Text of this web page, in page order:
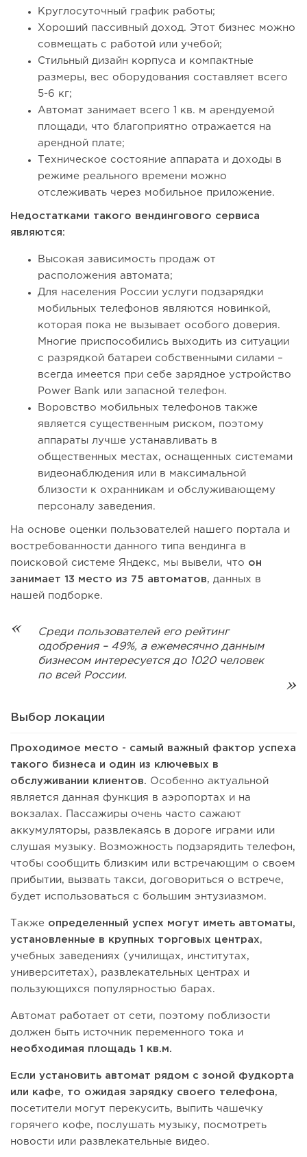
Круглосуточный график работы;
Хороший пассивный доход. Этот бизнес можно
совмещать с работой или учебой;
Стильный дизайн корпуса и компактные
размеры, вес оборудования составляет всего
5-6 кг;
Автомат занимает всего 1 кв. м арендуемой
площади, что благоприятно отражается на
арендной плате;
Техническое состояние аппарата и доходы в
режиме реального времени можно
отслеживать через мобильное приложение.
Недостатками такого вендингового сервиса
являются:
Высокая зависимость продаж от
расположения автомата;
Для населения России услуги подзарядки
мобильных телефонов являются новинкой,
которая пока не вызывает особого доверия.
Многие приспособились выходить из ситуации
с разрядкой батареи собственными силами –
всегда имеется при себе зарядное устройство
Power Bank или запасной телефон.
Воровство мобильных телефонов также
является существенным риском, поэтому
аппараты лучше устанавливать в
общественных местах, оснащенных системами
видеонаблюдения или в максимальной
близости к охранникам и обслуживающему
персоналу заведения.
На основе оценки пользователей нашего портала и
востребованности данного типа вендинга в
поисковой системе Яндекс, мы вывели, что он
занимает 13 место из 75 автоматов, данных в
нашей подборке.
Среди пользователей его рейтинг
одобрения – 49%, а ежемесячно данным
бизнесом интересуется до 1020 человек
по всей России.
Выбор локации
Проходимое место - самый важный фактор успеха
такого бизнеса и один из ключевых в
обслуживании клиентов. Особенно актуальной
является данная функция в аэропортах и на
вокзалах. Пассажиры очень часто сажают
аккумуляторы, развлекаясь в дороге играми или
слушая музыку. Возможность подзарядить телефон,
чтобы сообщить близким или встречающим о своем
прибытии, вызвать такси, договориться о встрече,
будет использоваться с большим энтузиазмом.
Также определенный успех могут иметь автоматы,
установленные в крупных торговых центрах,
учебных заведениях (училищах, институтах,
университетах), развлекательных центрах и
пользующихся популярностью барах.
Автомат работает от сети, поэтому поблизости
должен быть источник переменного тока и
необходимая площадь 1 кв.м.
Если установить автомат рядом с зоной фудкорта
или кафе, то ожидая зарядку своего телефона,
посетители могут перекусить, выпить чашечку
горячего кофе, послушать музыку, посмотреть
новости или развлекательные видео.